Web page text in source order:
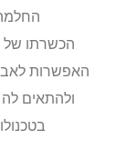
הכשרתו של
האפשרות
ולהתאים לה